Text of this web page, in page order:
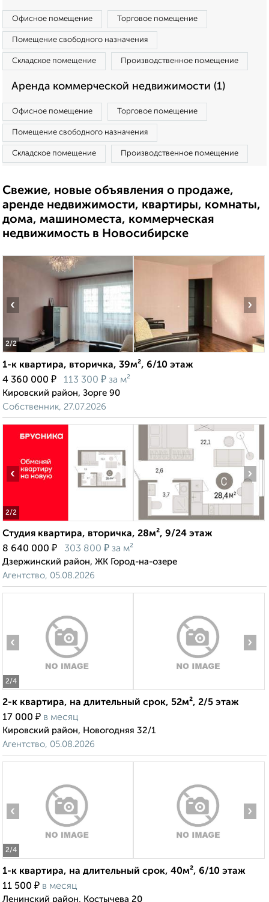
Офисное помещение Торговое помещение
Помещение свободного назначения
Складское помещение Производственное помещение
Аренда коммерческой недвижимости (1)
Офисное помещение Торговое помещение
Помещение свободного назначения
Складское помещение Производственное помещение
Свежие, новые объявления о продаже,
аренде недвижимости, квартиры, комнаты,
дома, машиноместа, коммерческая
недвижимость в Новосибирске
2/2
‹ ›
1-к квартира, вторичка, 39м², 6/10 этаж
4 360 000 ₽ 113 300 ₽ за м²
Кировский район, Зорге 90
Собственник, 27.07.2026
2/2
‹ ›
Студия квартира, вторичка, 28м², 9/24 этаж
8 640 000 ₽ 303 800 ₽ за м²
Дзержинский район, ЖК Город-на-озере
Агентство, 05.08.2026
2/4
‹ ›
2-к квартира, на длительный срок, 52м², 2/5 этаж
17 000 ₽ в месяц
Кировский район, Новогодняя 32/1
Агентство, 05.08.2026
2/4
‹ ›
1-к квартира, на длительный срок, 40м², 6/10 этаж
11 500 ₽ в месяц
Ленинский район, Костычева 20